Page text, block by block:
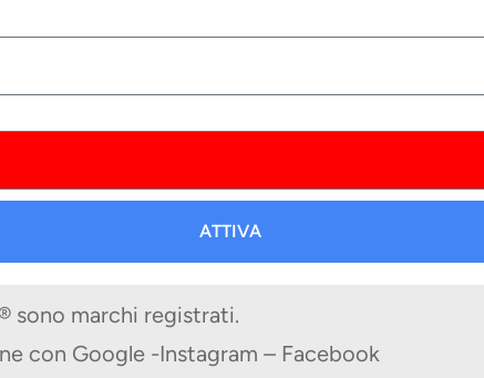
ATTIVA
sono marchi registrati.
con Google -Instagram – Facebook